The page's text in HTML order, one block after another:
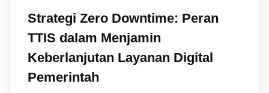
Strategi Zero Downtime: Peran
TTIS dalam Menjamin
Keberlanjutan Layanan Digital
Pemerintah